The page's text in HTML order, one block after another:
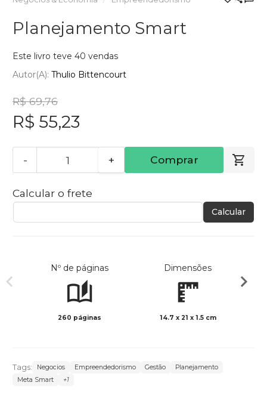
Planejamento Smart
Este livro teve 40 vendas
Autor(a): Thulio Bittencourt
R$ 69,76
R$ 55,23
- + Comprar
Calcular o frete
Calcular
Nº de páginas
260 páginas
Dimensões
14.7 x 21 x 1.5 cm
Tags: Negocios Empreendedorismo Gestão
Planejamento
Meta Smart
+1